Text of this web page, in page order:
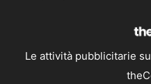
Le attività pubblicitarie